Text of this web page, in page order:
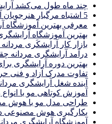
چند ماه طول می‌کشد
5 اشتباه مرگبار هنرجویان آرایشگری مردانه در کرج
معرفی بهترین آموزشگاه
بهترین آموزشگاه
بازار كار آرايشكَرى مردانه
درآمد آرایشگری مردانه
بهترین دوره آرایشگری
تفاوت مدرک آزاد و فنی
آینده شغل آرایشگری
آموزش کوتاهی مو با انواع
طراحی مدل مو با هوش
بکارگیری هوش مصنوعی
آموزشگاه آرایشگری